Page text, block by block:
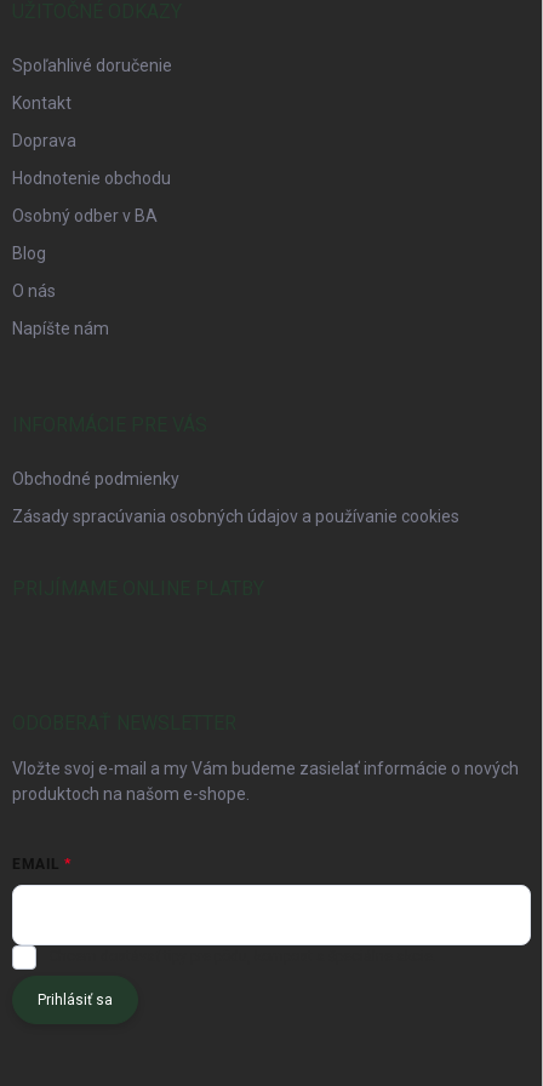
Spoľahlivé doručenie
Kontakt
Doprava
Hodnotenie obchodu
Osobný odber v BA
Blog
O nás
Napíšte nám
Obchodné podmienky
Zásady spracúvania osobných údajov a používanie cookies
Vložte svoj e-mail a my Vám budeme zasielať informácie o nových
produktoch na našom e-shope.
EMAIL
Prihlásiť sa